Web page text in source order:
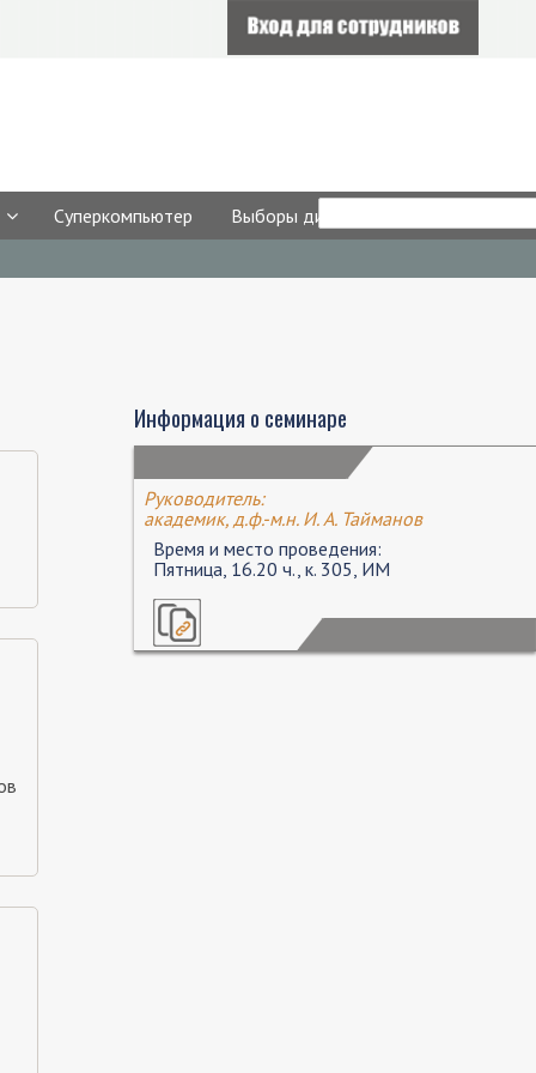
Суперкомпьютер Выборы директора
Форма
поиска
Информация о семинаре
Руководитель:
академик, д.ф.-м.н. И. А. Тайманов
Время и место проведения:
Пятница, 16.20 ч., к. 305, ИМ